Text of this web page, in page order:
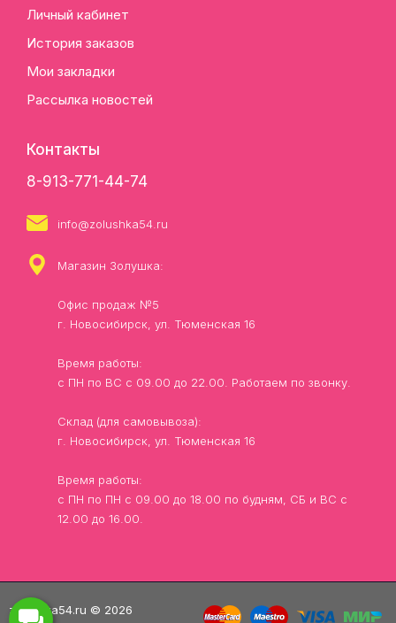
Личный кабинет
История заказов
Мои закладки
Рассылка новостей
Контакты
8-913-771-44-74
info@zolushka54.ru
Магазин Золушка:
Офис продаж №5
г. Новосибирск, ул. Тюменская 16
Время работы:
с ПН по ВС с 09.00 до 22.00. Работаем по звонку.
Склад (для самовывоза):
г. Новосибирск, ул. Тюменская 16
Время работы:
с ПН по ПН с 09.00 до 18.00 по будням, СБ и ВС с
12.00 до 16.00.
zolushka54.ru © 2026